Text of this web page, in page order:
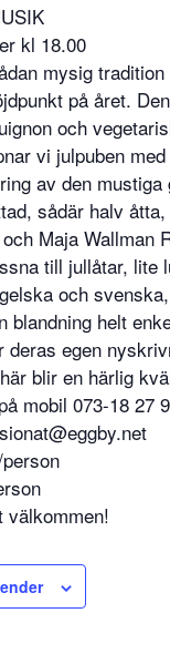
kl 18.00
mysig
på året.
och
vi julpuben
av den mustiga
sådär halv
Maja Wallman
till jullåtar, lite
och
blandning helt
deras egen
blir en härlig
mobil 073-18 27
välkommen!